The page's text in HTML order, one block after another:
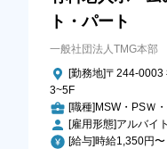
ト・パート
一般社団法人TMG本部
[勤務地]〒244-
3~5F
[職種]MSW・PSＷ
[雇用形態]アルバイ
[給与]時給1,350円〜